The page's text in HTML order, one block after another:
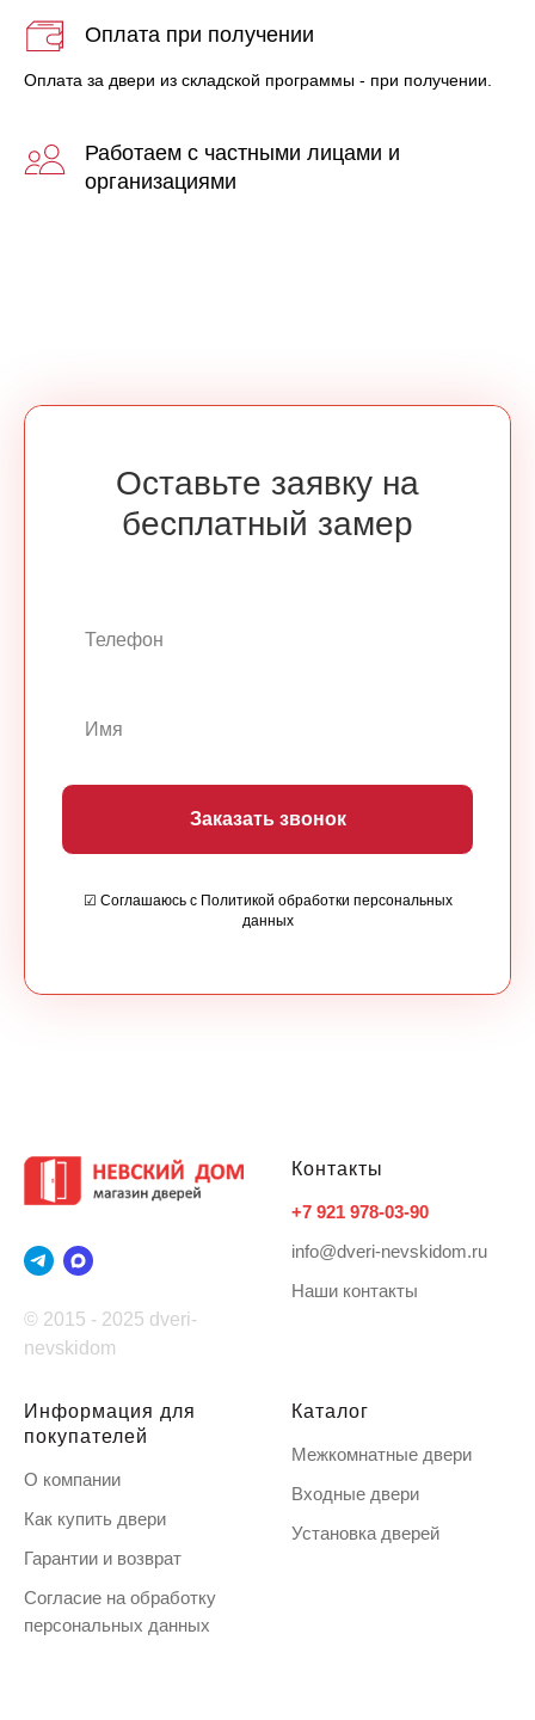
Оплата при получении
Оплата за двери из складской программы - при получении.
Работаем с частными лицами и
организациями
Оставьте заявку на
бесплатный замер
Заказать звонок
☑ Соглашаюсь с Политикой обработки персональных
данных
© 2015 - 2025 dveri-
nevskidom
Контакты
+7 921 978-03-90
info@dveri-nevskidom.ru
Наши контакты
Информация для
покупателей
О компании
Как купить двери
Гарантии и возврат
Согласие на обработку
персональных данных
Каталог
Межкомнатные двери
Входные двери
Установка дверей